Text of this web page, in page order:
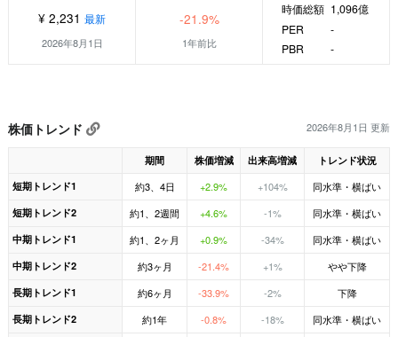
¥ 2,231 最新
2026年8月1日
-21.9%
1年前比
時価総額 1,096億
PER
-
PBR
-
株価トレンド 2026年8月1日 更新
期間 株価増減 出来高増減
トレンド状況
短期トレンド1
約3、4日 +2.9% +104% 同水準・横ばい
短期トレンド2 約1、2週間 +4.6% -1% 同水準・横ばい
中期トレンド1 約1、2ヶ月 +0.9% -34% 同水準・横ばい
中期トレンド2 約3ヶ月 -21.4% +1% やや下降
長期トレンド1 約6ヶ月 -33.9% -2% 下降
長期トレンド2 約1年 -0.8% -18% 同水準・横ばい